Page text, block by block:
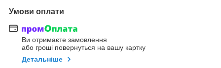
Умови оплати
Ви отримаєте замовлення
або гроші повернуться на вашу картку
Детальніше